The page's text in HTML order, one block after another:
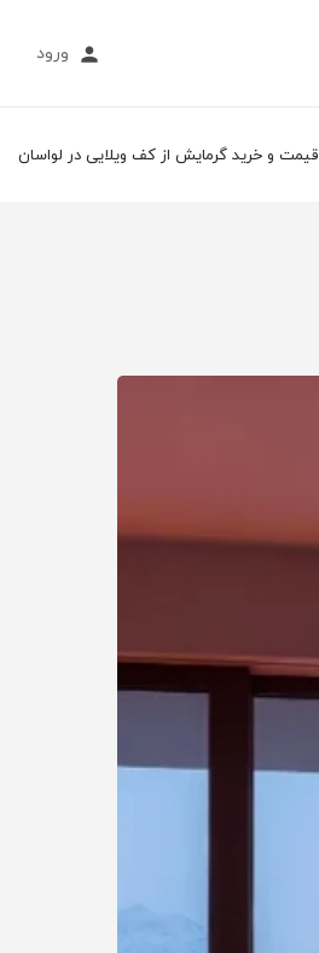
ورود
قیمت و خرید گرمایش از کف ویلایی در لواسان